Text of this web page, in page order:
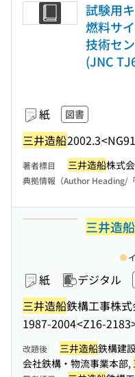
試験用
燃料サ
技術セ
(JNC
紙 図書
三井造船2002.3
著者標目 三井造船株式
典拠情報（Author Heading/「
三井造船
紙 デジタル
三井造船鉄構工事株
1987-2004<Z16-
改題後 三井造船鉄構建
会社鉄構・物流事業本部,